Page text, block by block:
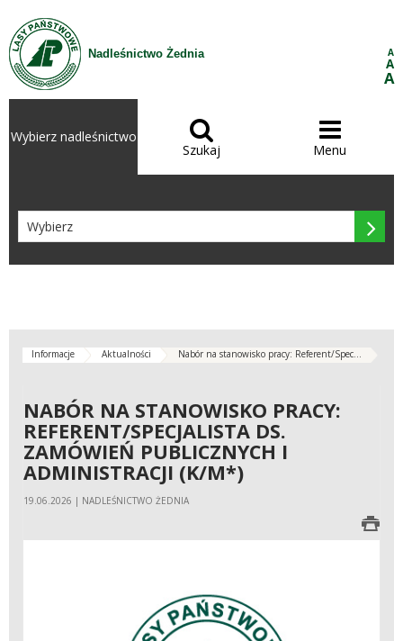
Przejdź do treści
Nadleśnictwo Żednia A
A
A
Wybierz nadleśnictwo 
Szukaj

Menu

Informacje Aktualności Nabór na stanowisko pracy: Referent/Spec...
NABÓR NA STANOWISKO PRACY:
REFERENT/SPECJALISTA DS.
ZAMÓWIEŃ PUBLICZNYCH I
ADMINISTRACJI (K/M*)
19.06.2026 | NADLEŚNICTWO ŻEDNIA